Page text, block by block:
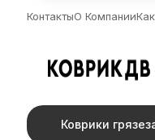
КонтактыО Компании
Коврики